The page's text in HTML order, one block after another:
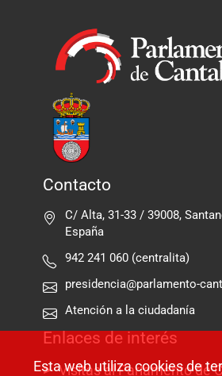
Contacto
C/ Alta, 31-33 / 39008,
España
942 241 060 (centralita)
presidencia@parlamento-
Atención a la ciudadanía
Enlaces de interés
Visitas al Parlamento de
Esta web utiliza cookies de